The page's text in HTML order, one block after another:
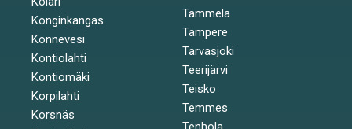
Konginkangas
Konnevesi
Kontiolahti
Kontiomäki
Korpilahti
Korsnäs
Tammela
Tampere
Tarvasjoki
Teerijärvi
Teisko
Temmes